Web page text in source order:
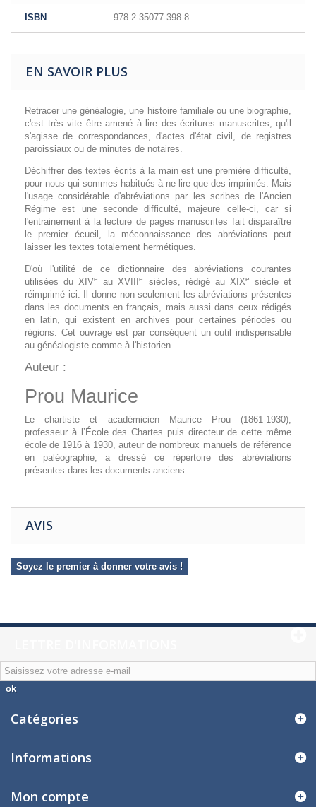
ISBN 978-2-35077-398-8
EN SAVOIR PLUS
Retracer une généalogie, une histoire familiale ou une biographie,
c'est très vite être amené à lire des écritures manuscrites, qu'il
s'agisse de correspondances, d'actes d'état civil, de registres
paroissiaux ou de minutes de notaires.
Déchiffrer des textes écrits à la main est une première difficulté,
pour nous qui sommes habitués à ne lire que des imprimés. Mais
l'usage considérable d'abréviations par les scribes de l'Ancien
Régime est une seconde difficulté, majeure celle-ci, car si
l'entrainement à la lecture de pages manuscrites fait disparaître
le premier écueil, la méconnaissance des abréviations peut
laisser les textes totalement hermétiques.
D'où l'utilité de ce dictionnaire des abréviations courantes
utilisées du XIVe au XVIIIe siècles, rédigé au XIXe
siècle et
réimprimé ici. Il donne non seulement les abréviations présentes
dans les documents en français, mais aussi dans ceux rédigés
en latin, qui existent en archives pour certaines périodes ou
régions. Cet ouvrage est par conséquent un outil indispensable
au généalogiste comme à l'historien.
Auteur :
Prou Maurice
Le chartiste et académicien Maurice Prou (1861-1930),
professeur à l’École des Chartes puis directeur de cette même
école de 1916 à 1930, auteur de nombreux manuels de référence
en paléographie, a dressé ce répertoire des abréviations
présentes dans les documents anciens.
AVIS
Soyez le premier à donner votre avis !
ok
Catégories
Informations
Mon compte